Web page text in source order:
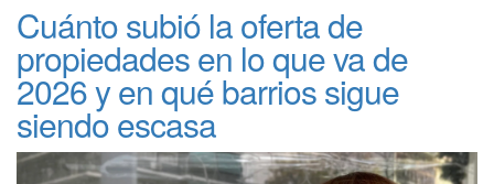
Cuánto subió la oferta de
propiedades en lo que va de
2026 y en qué barrios sigue
siendo escasa